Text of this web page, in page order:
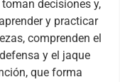
decisiones y,
y practicar
comprenden el
y el jaque
que forma